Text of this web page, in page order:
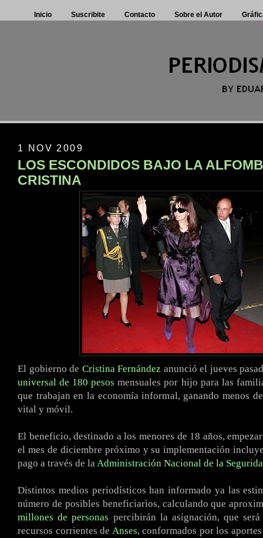
Inicio Suscribite Contacto Sobre el Autor
1 NOV 2009
LOS ESCONDIDOS BAJO LA
CRISTINA
El gobierno de Cristina Fernández anunció el jueves
universal de 180 pesos mensuales por hijo para las
que trabajan en la economía informal, ganando menos
vital y móvil.
El beneficio, destinado a los menores de 18 años,
el mes de diciembre próximo y su implementación
pago a través de laAdministración Nacional de la
Distintos medios periodísticos han informado ya las
número de posibles beneficiarios, calculando que
millones de personas percibirán la asignación, que
recursos corrientes de Anses, conformados por los